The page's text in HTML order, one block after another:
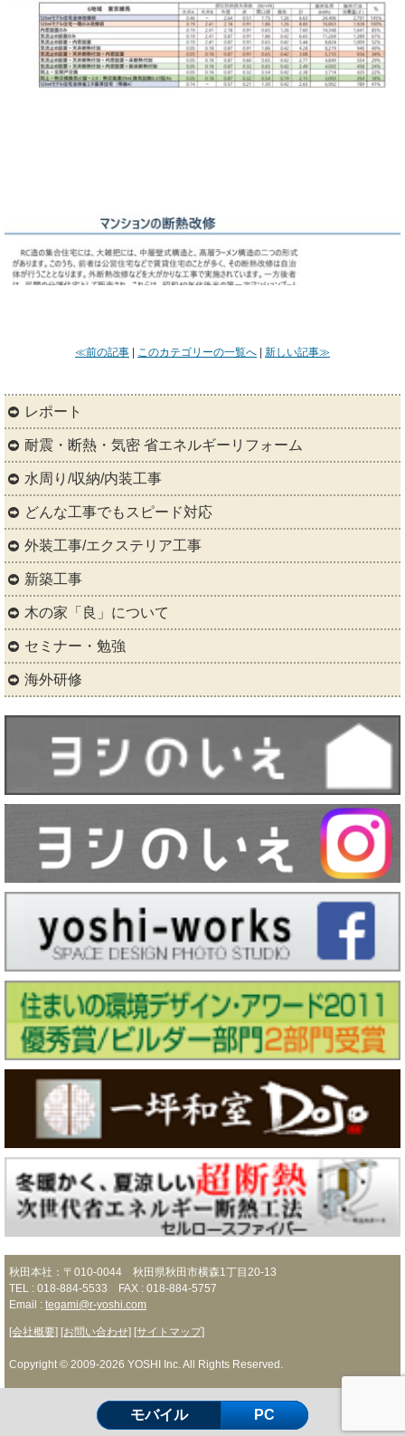
≪前の記事 このカテゴリーの一覧へ 新しい記事≫
レポート
耐震・断熱・気密 省エネルギーリフォーム
水周り/収納/内装工事
どんな工事でもスピード対応
外装工事/エクステリア工事
新築工事
木の家「良」について
セミナー・勉強
海外研修
秋田本社：〒010-0044 秋田県秋田市横森1丁目20-13
TEL : 018-884-5533 FAX : 018-884-5757
Email : tegami@r-yoshi.com
[会社概要] [お問い合わせ] [サイトマップ]
Copyright © 2009-2026 YOSHI Inc. All Rights Reserved.
モバイル PC